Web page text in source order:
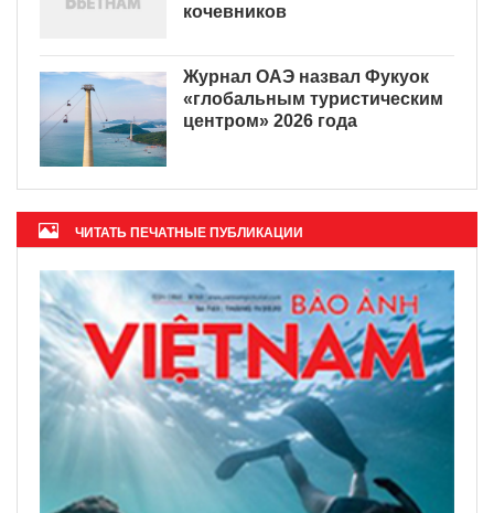
кочевников
Журнал ОАЭ назвал Фукуок
«глобальным туристическим
центром» 2026 года
ЧИТАТЬ ПЕЧАТНЫЕ ПУБЛИКАЦИИ